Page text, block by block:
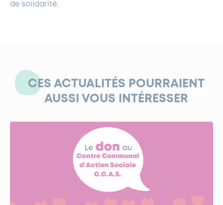
de solidarité.
CES ACTUALITÉS POURRAIENT
AUSSI VOUS INTÉRESSER